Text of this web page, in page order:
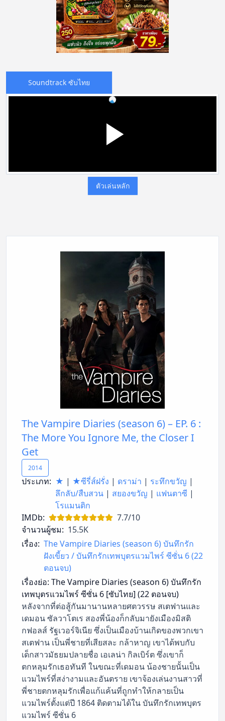
Soundtrack ซับไทย
ตัวเล่นหลัก
The Vampire Diaries (season 6) – EP. 6 :
The More You Ignore Me, the Closer I
Get
2014
ประเภท: ★ | ★ซีรี่ส์ฝรั่ง | ดราม่า | ระทึกขวัญ |
ลึกลับ/สืบสวน | สยองขวัญ | แฟนตาซี |
โรแมนติก
IMDb:
7.7/10
จำนวนผู้ชม: 15.5K
เรื่อง: The Vampire Diaries (season 6) บันทึกรัก
ฝังเขี้ยว / บันทึกรักเทพบุตรแวมไพร์ ซีซั่น 6 (22
ตอนจบ)
เรื่องย่อ: The Vampire Diaries (season 6) บันทึกรัก
เทพบุตรแวมไพร์ ซีซั่น 6 [ซับไทย] (22 ตอนจบ)
หลังจากที่ต่อสู้กันมานานหลายศตวรรษ สเตฟานและ
เดมอน ซัลวาโตเร สองพี่น้องก็กลับมายังเมืองมิสติ
กฟอลส์ รัฐเวอร์จิเนีย ซึ่งเป็นเมืองบ้านเกิดของพวกเขา
สเตฟาน เป็นพี่ชายที่เสียสละ กล้าหาญ เขาได้พบกับ
เด็กสาวมัธยมปลายชื่อ เอเลน่า กิลเบิร์ต ซึ่งเขาก็
ตกหลุมรักเธอทันที ในขณะที่เดมอน น้องชายนั้นเป็น
แวมไพร์ที่สง่างามและอันตราย เขาจ้องเล่นงานสาวที่
พี่ชายตกหลุมรักเพื่อแก้แค้นที่ถูกทำให้กลายเป็น
แวมไพร์ตั้งแต่ปี 1864 ติดตามได้ใน บันทึกรักเทพบุตร
แวมไพร์ ซีซั่น 6